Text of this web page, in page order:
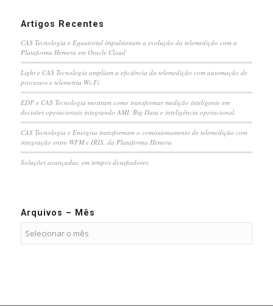
Artigos Recentes
CAS Tecnologia e Equatorial impulsionam a evolução da telemedição com a
Plataforma Hemera em Oracle Cloud
Light e CAS Tecnologia ampliam a eficiência da telemedição com automação de
processos e telemetria Wi-Fi
EDP e CAS Tecnologia mostram como transformar medição inteligente em
decisões operacionais integrando AMI, Big Data e inteligência operacional.
CAS Tecnologia e Energisa transformam o comissionamento de telemedição com
integração entre WFM e IRIS, da Plataforma Hemera
Soluções avançadas, em tempos desafiadores.
Arquivos – Mês